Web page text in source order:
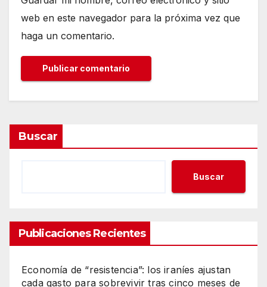
web en este navegador para la próxima vez que
haga un comentario.
Buscar
Buscar
Publicaciones Recientes
Economía de “resistencia”: los iraníes ajustan
cada gasto para sobrevivir tras cinco meses de